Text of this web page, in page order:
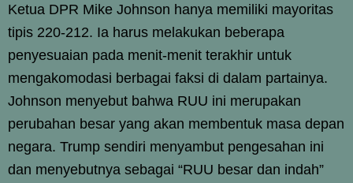
Ketua DPR Mike Johnson hanya memiliki mayoritas
tipis 220-212. Ia harus melakukan beberapa
penyesuaian pada menit-menit terakhir untuk
mengakomodasi berbagai faksi di dalam partainya.
Johnson menyebut bahwa RUU ini merupakan
perubahan besar yang akan membentuk masa depan
negara. Trump sendiri menyambut pengesahan ini
dan menyebutnya sebagai “RUU besar dan indah”